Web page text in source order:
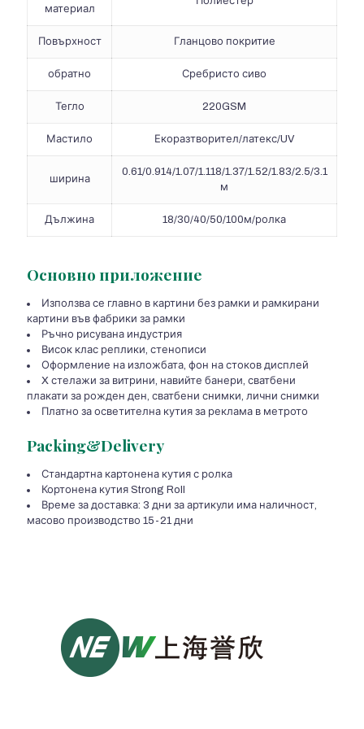
материал
Повърхност Гланцово покритие
обратно Сребристо сиво
Тегло 220GSM
Мастило Екоразтворител/латекс/UV
ширина
0.61/0.914/1.07/1.118/1.37/1.52/1.83/2.5/3.1
м
Дължина 18/30/40/50/100м/ролка
Основно приложение
Използва се главно в картини без рамки и рамкирани
картини във фабрики за рамки
Ръчно рисувана индустрия
Висок клас реплики, стенописи
Оформление на изложбата, фон на стоков дисплей
X стелажи за витрини, навийте банери, сватбени
плакати за рожден ден, сватбени снимки, лични снимки
Платно за осветителна кутия за реклама в метрото
Packing&Delivery
Стандартна картонена кутия с ролка
Кортонена кутия Strong Roll
Време за доставка: 3 дни за артикули има наличност,
масово производство 15-21 дни